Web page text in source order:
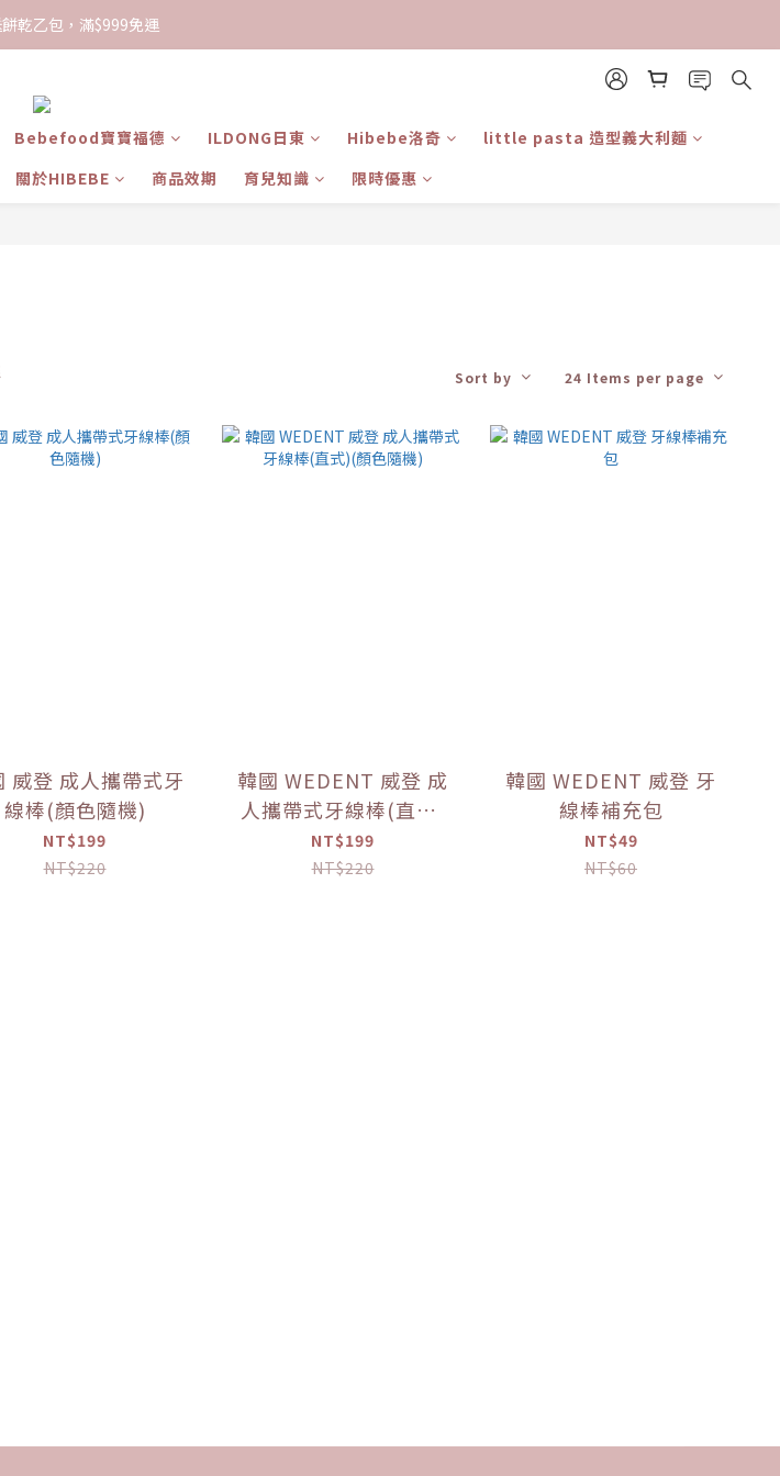
乾乙包，滿$999免運
乾乙包，滿$999免運
Bebefood寶寶福德 ILDONG日東 Hibebe洛奇
little pasta 造型義大利麵
關於HIBEBE 商品效期 育兒知識 限時優惠
Sort by 24 Items per page
線棒(顏色隨機)
NT$199
NT$220
韓國 WEDENT 威登 成
人攜帶式牙線棒(直式)
(顏色隨機)
NT$199
NT$220
韓國 WEDENT 威登 牙
線棒補充包
NT$49
NT$60